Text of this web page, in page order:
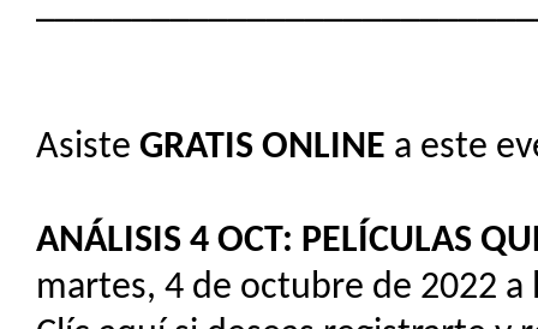
Asiste GRATIS ONLINE a este
ANÁLISIS 4 OCT: PELÍCULAS
martes, 4 de octubre de 2022 a